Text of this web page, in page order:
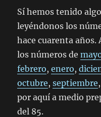
Sí hemos tenido
leyéndonos los
hace cuarenta años.
los números de
febrero,enero,
octubre,septiembre
por aquí a medio
del 85.